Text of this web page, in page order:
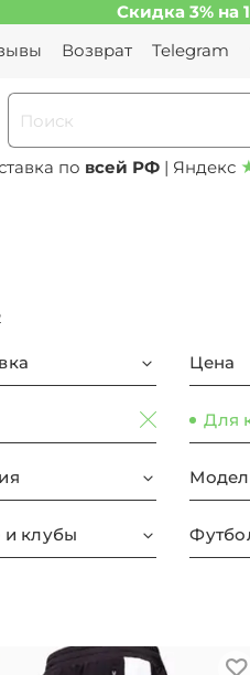
Скидка 3% на
Возврат Telegram
по всей РФ | Яндекс
Цена
Для
клубы